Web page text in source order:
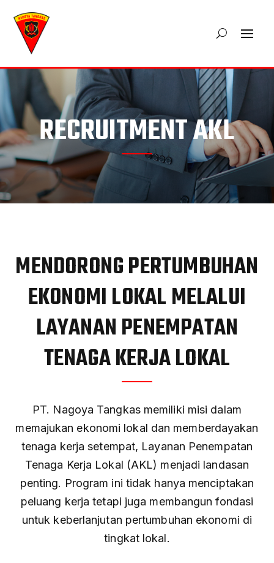
RECRUITMENT AKL
MENDORONG PERTUMBUHAN
EKONOMI LOKAL MELALUI
LAYANAN PENEMPATAN
TENAGA KERJA LOKAL
PT. Nagoya Tangkas memiliki misi dalam
memajukan ekonomi lokal dan memberdayakan
tenaga kerja setempat, Layanan Penempatan
Tenaga Kerja Lokal (AKL) menjadi landasan
penting. Program ini tidak hanya menciptakan
peluang kerja tetapi juga membangun fondasi
untuk keberlanjutan pertumbuhan ekonomi di
tingkat lokal.